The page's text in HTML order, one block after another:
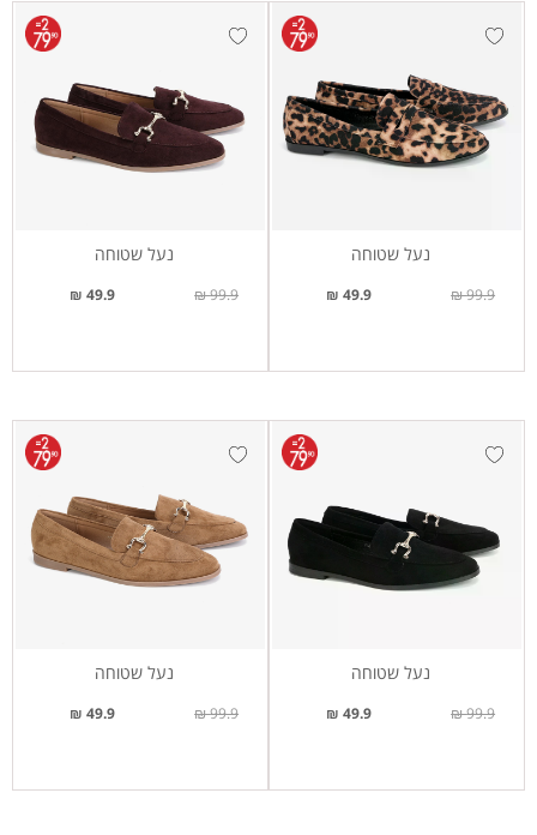
נעל שטוחה
49.9 ₪ 99.9 ₪
נעל שטוחה
49.9 ₪ 99.9 ₪
נעל שטוחה
49.9 ₪ 99.9 ₪
נעל שטוחה
49.9 ₪ 99.9 ₪